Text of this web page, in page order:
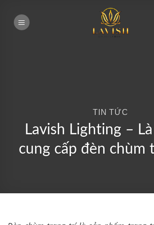
TIN TỨC
Lavish Lighting –
cung cấp đèn chùm